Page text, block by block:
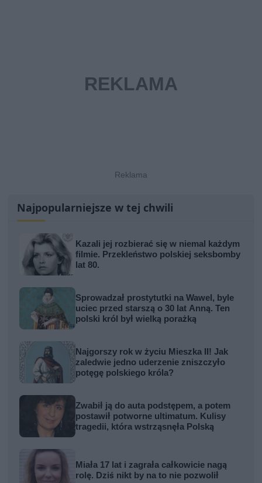
Najpopularniejsze w tej chwili
Kazali jej rozbierać się w niemal każdym
filmie. Przekleństwo polskiej seksbomby
lat 80.
Sprowadzał prostytutki na Wawel, byle
uciec przed starszą o 30 lat Anną. Ten
polski król był wielką porażką
Najgorszy rok w życiu Mieszka II! Jak
zaledwie jedno uderzenie zniszczyło
potęgę polskiego króla?
Zwabił ją do auta podstępem, a potem
postawił potworne ultimatum. Kulisy
tragedii, która wstrząsnęła Polską
Miała 17 lat i zagrała całkowicie nagą
rolę. Dziś nikt by na to nie pozwolił